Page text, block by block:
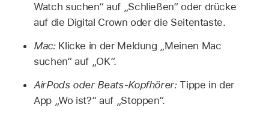
Watch suchen“ auf „Schließen“ oder drücke
auf die Digital Crown oder die Seitentaste.
Mac: Klicke in der Meldung „Meinen Mac
suchen“ auf „OK“.
AirPods oder Beats-Kopfhörer:Tippe in der
App „Wo ist?“ auf „Stoppen“.